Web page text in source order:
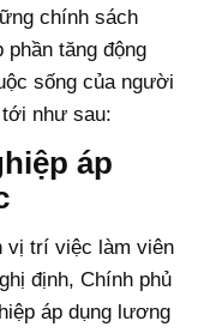
chính sách
tăng động
sống của người
như sau:
áp
vị trí việc làm viên
định, Chính phủ
áp dụng lương